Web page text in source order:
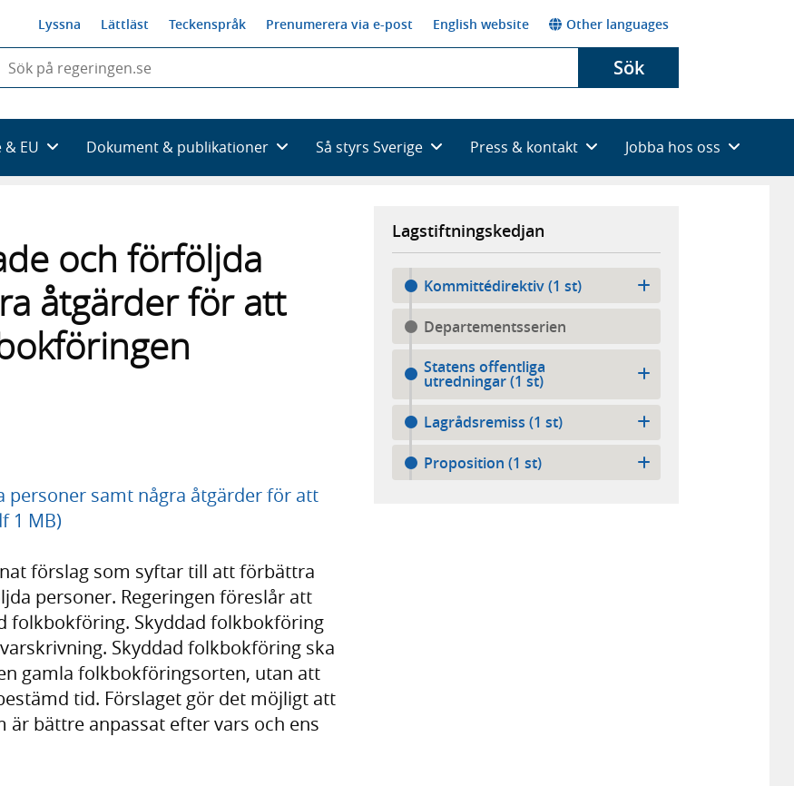
Lyssna Lättläst Teckenspråk Prenumerera via e-post English website Other languages
du
Sök
EU Dokument & publikationer Så styrs Sverige Press & kontakt Jobba hos oss
och förföljda
åtgärder för att
samt några åtgärder för att
1 MB)
förslag som syftar till att förbättra
personer. Regeringen föreslår att
folkbokföring. Skyddad folkbokföring
Skyddad folkbokföring ska
gamla folkbokföringsorten, utan att
tid. Förslaget gör det möjligt att
bättre anpassat efter vars och ens
Lagstiftningskedjan
Kommittédirektiv (1 st)
Departementsserien
Statens offentliga
utredningar (1 st)
Lagrådsremiss (1 st)
Proposition (1 st)